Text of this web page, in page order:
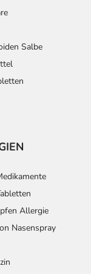
mit
werden.
(z.B. 1 Glas
der
bekannt. Im
Salbe
Allergie
Nasenspray